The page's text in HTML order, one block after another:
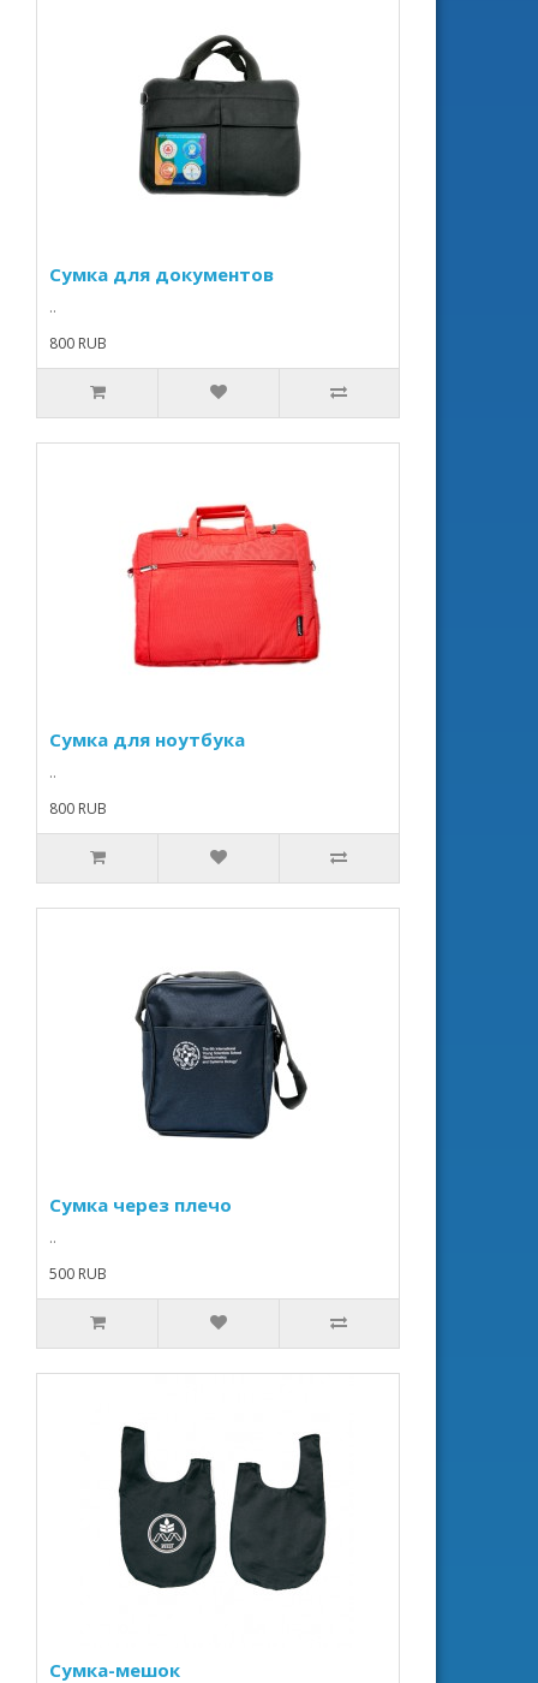
Сумка для документов
..
800 RUB
Сумка для ноутбука
..
800 RUB
Сумка через плечо
..
500 RUB
Сумка-мешок